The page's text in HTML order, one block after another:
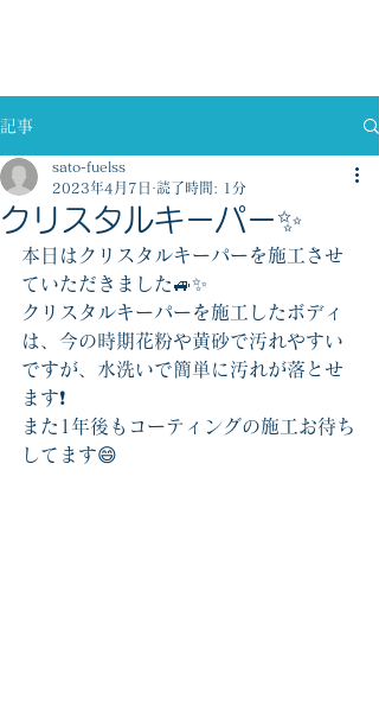
記事
クリスタルキーパー✨
sato-fuelss
2023年4月7日
読了時間: 1分
本日はクリスタルキーパーを施工させ
ていただきました🚙✨
クリスタルキーパーを施工したボディ
は、今の時期花粉や黄砂で汚れやすい
ですが、水洗いで簡単に汚れが落とせ
ます❗️
また1年後もコーティングの施工お待ち
してます😄